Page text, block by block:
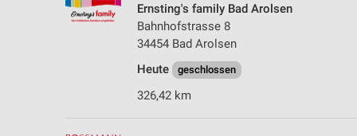
Ernsting's family Bad Arolsen
Bahnhofstrasse 8
34454 Bad Arolsen
Heute
geschlossen
326,42 km
Nicht-IAB-Verarbeitungszwecke: